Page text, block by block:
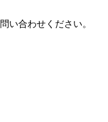
い合わせください。